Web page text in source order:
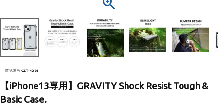
商品番号 GST-4386
【iPhone13専用】GRAVITY Shock Resist Tough &
Basic Case.